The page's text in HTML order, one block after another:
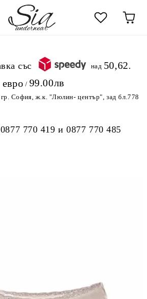
.Безплатна доставка със
над 50,62
евро / 99.00лв
гр. София, ж.к. "Люлин- център", зад бл.778
0877 770 419 и0877 770 485